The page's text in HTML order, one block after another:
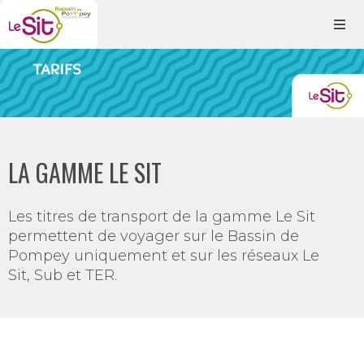
LA GAMME LE SIT
Les titres de transport de la gamme Le Sit
permettent de voyager sur le Bassin de
Pompey uniquement et sur les réseaux Le
Sit, Sub et TER.